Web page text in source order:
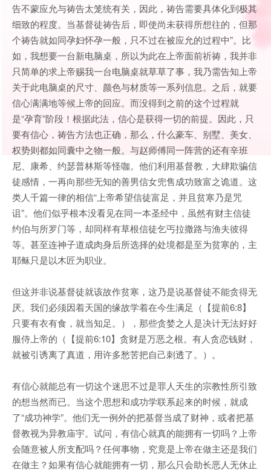
告不蒙应允与祷告太笼统有关，因此，祷告需要具体化到极其
细致的程度。当基督徒祷告后，即使尚未获得所想往的，但那
个祷告就如同孕妇怀孕一般，只不过在被应允的过程中”。比
如，我想要一台新电脑桌，所以为此在上帝面前祈祷，我并非
只简单的求上帝赐我一台电脑桌就草草了事，我乃需告知上帝
关于此电脑桌的尺寸、颜色与材质等一系列信息。之后，就要
信心满满地等候上帝的回应。而没得到之前的这个过程就
是“孕育”阶段！根据此法，信心是获得一切的前提。因此，只
要有信心，祷告方法也正确，那么，什么豪车、别墅、美女、
权势则都如同囊中之物一般。与赵师傅同一阵营的还有辛班
尼、康希、约瑟普林斯等怪咖。他们利用基督教，大肆欺骗信
徒感情，一再向那些无知的善男信女兜售成功致富之诡道。这
类人千篇一律的相信“上帝希望信徒富足，并且贫寒乃是咒
诅”。他们似乎根本没看见在同一本圣经中，虽然有财主信徒
约伯与所罗门等，却同样有草根信徒乞丐拉撒路与渔夫彼得
等。甚至连神子道成肉身后所选择的处境都是至为贫寒的，主
耶稣只是以木匠为职业。
但这并非说基督徒就该故作贫寒，这乃是说基督徒不能贪得无
厌。我们必须因着天国的缘故学着在今生满足（【提前6:8】
只要有衣有食，就当知足。），那些贪婪之人是决计无法好好
服侍上帝的（【提前6:10】贪财是万恶之根。有人贪恋钱财，
就被引诱离了真道，用许多愁苦把自己刺透了。）。
有信心就能总有一切这个迷思不过是罪人天生的宗教性所引致
的想当然而已。当这个思想和成功学联系起来的时候，就成
了“成功神学”。他们无一例外的把基督当成了财神，或者把基
督教视为异教庙宇。试问，有信心就真的能拥有一切吗？上帝
会随意被人所支配吗？任何事物，究竟是上帝在做主还是我们
在做主？如果有信心就能拥有一切，那么只会助长恶人无休止